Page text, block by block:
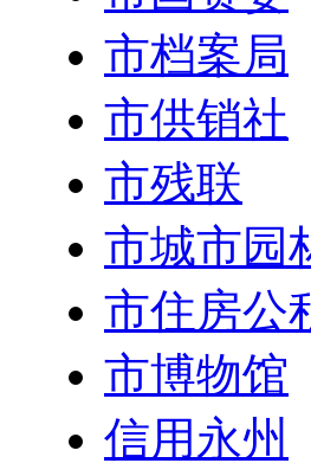
市档案局
市供销社
市残联
市城市园
市住房公
市博物馆
信用永州